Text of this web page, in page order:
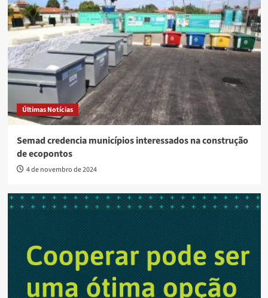
Últimas Notícias
Semad credencia municípios interessados na construção
de ecopontos
4 de novembro de 2024